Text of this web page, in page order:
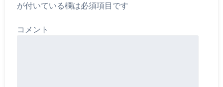
が付いている欄は必須項目です
コメント